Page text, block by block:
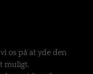
os på at yde den
muligt.